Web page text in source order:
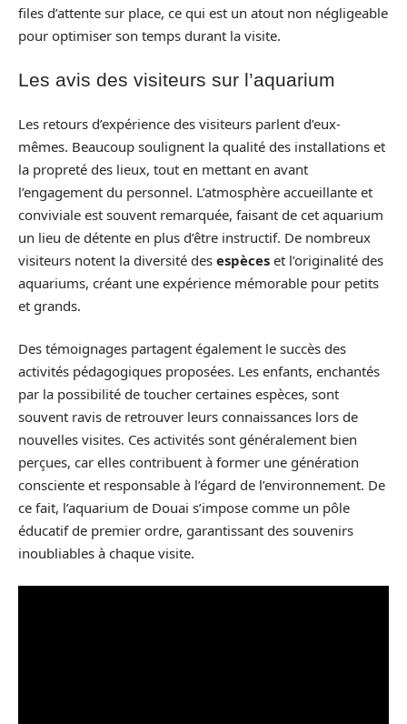
files d’attente sur place, ce qui est un atout non négligeable
pour optimiser son temps durant la visite.
Les avis des visiteurs sur l’aquarium
Les retours d’expérience des visiteurs parlent d’eux-
mêmes. Beaucoup soulignent la qualité des installations et
la propreté des lieux, tout en mettant en avant
l’engagement du personnel. L’atmosphère accueillante et
conviviale est souvent remarquée, faisant de cet aquarium
un lieu de détente en plus d’être instructif. De nombreux
visiteurs notent la diversité des espèces et l’originalité des
aquariums, créant une expérience mémorable pour petits
et grands.
Des témoignages partagent également le succès des
activités pédagogiques proposées. Les enfants, enchantés
par la possibilité de toucher certaines espèces, sont
souvent ravis de retrouver leurs connaissances lors de
nouvelles visites. Ces activités sont généralement bien
perçues, car elles contribuent à former une génération
consciente et responsable à l’égard de l’environnement. De
ce fait, l’aquarium de Douai s’impose comme un pôle
éducatif de premier ordre, garantissant des souvenirs
inoubliables à chaque visite.